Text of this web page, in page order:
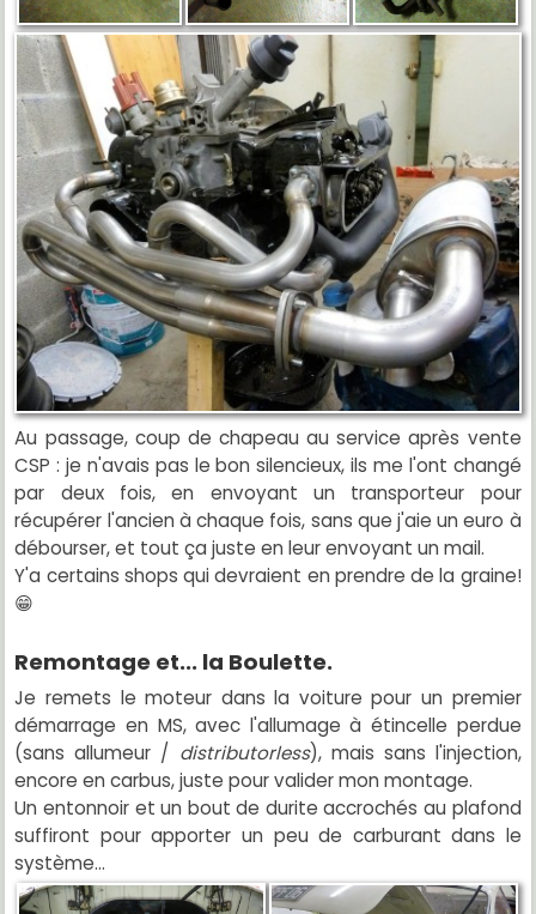
Au passage, coup de chapeau au service après vente
CSP : je n'avais pas le bon silencieux, ils me l'ont changé
par deux fois, en envoyant un transporteur pour
récupérer l'ancien à chaque fois, sans que j'aie un euro à
débourser, et tout ça juste en leur envoyant un mail.
Y'a certains shops qui devraient en prendre de la graine!
😁
Remontage et... la Boulette.
Je remets le moteur dans la voiture pour un premier
démarrage en MS, avec l'allumage à étincelle perdue
(sans allumeur / distributorless), mais sans l'injection,
encore en carbus, juste pour valider mon montage.
Un entonnoir et un bout de durite accrochés au plafond
suffiront pour apporter un peu de carburant dans le
système...